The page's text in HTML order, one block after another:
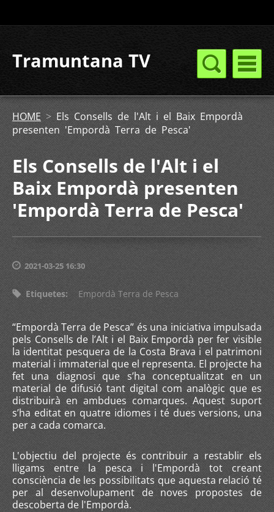
Tramuntana TV
HOME > Els Consells de l'Alt i el Baix Empordà
presenten 'Empordà Terra de Pesca'
Els Consells de l'Alt i el
Baix Empordà presenten
'Empordà Terra de Pesca'
2021-03-25 16:30
Etiquetes: Empordà Terra de Pesca
“Empordà Terra de Pesca” és una iniciativa impulsada
pels Consells de l’Alt i el Baix Empordà per fer visible
la identitat pesquera de la Costa Brava i el patrimoni
material i immaterial que el representa. El projecte ha
fet una diagnosi que s’ha conceptualitzat en un
material de difusió tant digital com analògic que es
distribuirà en ambdues comarques. Aquest suport
s’ha editat en quatre idiomes i té dues versions, una
per a cada comarca.
L'objectiu del projecte és contribuir a restablir els
lligams entre la pesca i l'Empordà tot creant
consciència de les possibilitats que aquesta relació té
per al desenvolupament de noves propostes de
descoberta de l'Empordà.